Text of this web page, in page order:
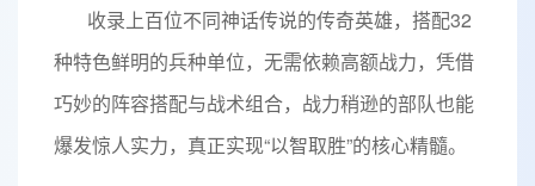
收录上百位不同神话传说的传奇英雄，搭配32
种特色鲜明的兵种单位，无需依赖高额战力，凭借
巧妙的阵容搭配与战术组合，战力稍逊的部队也能
爆发惊人实力，真正实现“以智取胜”的核心精髓。